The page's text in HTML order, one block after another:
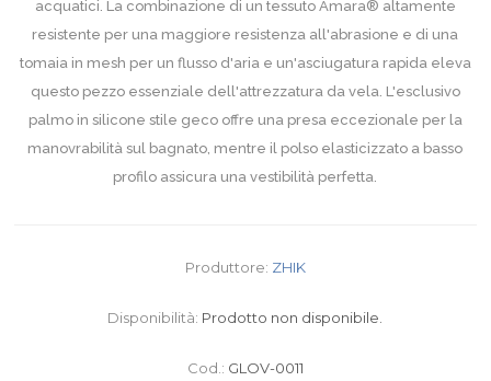
acquatici. La combinazione di un tessuto Amara® altamente
resistente per una maggiore resistenza all'abrasione e di una
tomaia in mesh per un flusso d'aria e un'asciugatura rapida eleva
questo pezzo essenziale dell'attrezzatura da vela. L'esclusivo
palmo in silicone stile geco offre una presa eccezionale per la
manovrabilità sul bagnato, mentre il polso elasticizzato a basso
profilo assicura una vestibilità perfetta.
Produttore: ZHIK
Disponibilità: Prodotto non disponibile.
Cod.: GLOV-0011